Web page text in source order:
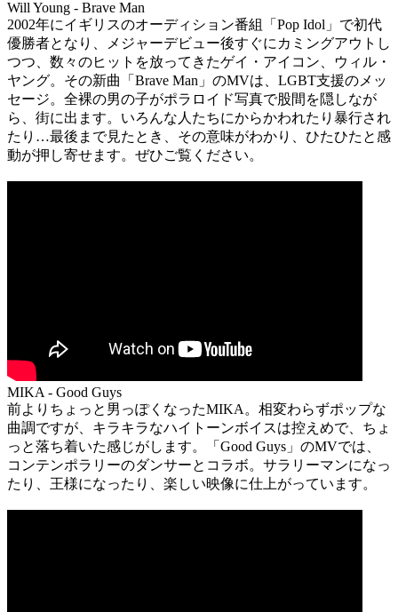
Will Young - Brave Man
2002年にイギリスのオーディション番組「Pop Idol」で初代
優勝者となり、メジャーデビュー後すぐにカミングアウトし
つつ、数々のヒットを放ってきたゲイ・アイコン、ウィル・
ヤング。その新曲「Brave Man」のMVは、LGBT支援のメッ
セージ。全裸の男の子がポラロイド写真で股間を隠しなが
ら、街に出ます。いろんな人たちにからかわれたり暴行され
たり…最後まで見たとき、その意味がわかり、ひたひたと感
動が押し寄せます。ぜひご覧ください。
MIKA - Good Guys
前よりちょっと男っぽくなったMIKA。相変わらずポップな
曲調ですが、キラキラなハイトーンボイスは控えめで、ちょ
っと落ち着いた感じがします。「Good Guys」のMVでは、
コンテンポラリーのダンサーとコラボ。サラリーマンになっ
たり、王様になったり、楽しい映像に仕上がっています。